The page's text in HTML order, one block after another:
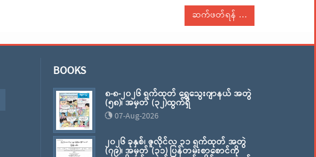
ဆက်ဖတ်ရန်
BOOKS
၈-၈-၂၀၂၆ ရက်ထုတ် ရွှေသွေးဂျာနယ် အတွဲ
(၅၈)၊ အမှတ် (၃၂)ထွက်ရှိ
07-Aug-2026
၂၀၂၆ ခုနှစ်၊ ဇူလိုင်လ ၃၁ ရက်ထုတ် အတွဲ
(၇၉)၊ အမှတ် (၃၁) ပြန်တမ်းစာစောင်ကို